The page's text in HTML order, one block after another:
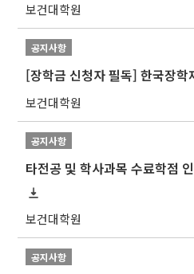
보건대학원
공지사항
보건대학원
공지사항
타전공 및 학사과목 수료학점
보건대학원
공지사항